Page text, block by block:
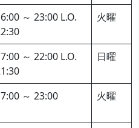
～ 23:00 L.O.
火曜
～ 22:00 L.O.
日曜
～ 23:00 火曜